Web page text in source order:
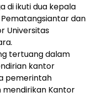
di ikuti dua kepala
dan
Universitas
tertuang dalam
kantor
pemerintah
mendirikan Kantor